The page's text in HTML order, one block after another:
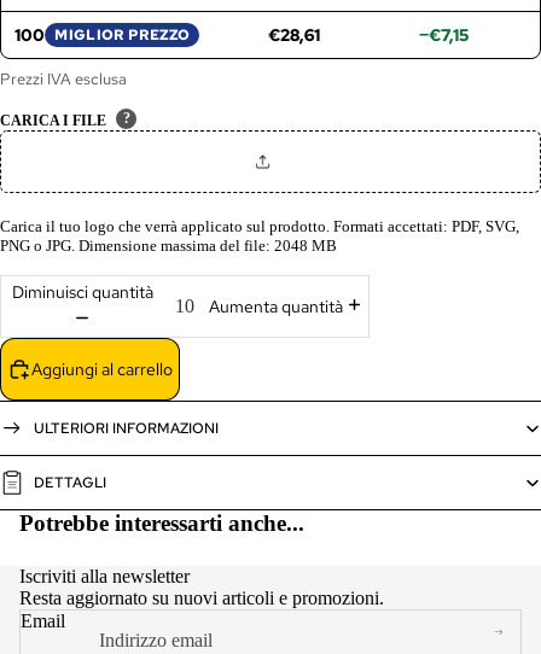
100 MIGLIOR PREZZO €28,61 −€7,15
Prezzi IVA esclusa
CARICA I FILE ?
Carica il tuo logo che verrà applicato sul prodotto. Formati accettati: PDF, SVG,
PNG o JPG. Dimensione massima del file: 2048 MB
Diminuisci quantità
Aumenta quantità
Aggiungi al carrello
ULTERIORI INFORMAZIONI
DETTAGLI
Potrebbe interessarti anche...
Iscriviti alla newsletter
Resta aggiornato su nuovi articoli e promozioni.
Email